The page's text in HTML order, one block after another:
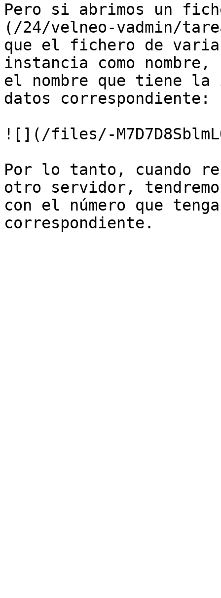
Pero si abrimos un
(/24/velneo-vadmin/
que el fichero de
instancia como
el nombre que tiene
datos correspondiente:
![](/files/-
Por lo tanto, cuando
otro servidor,
con el número que